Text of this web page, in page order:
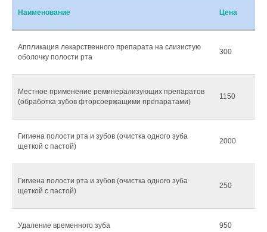
Наименование Цена
Аппликация лекарственного препарата на слизистую
оболочку полости рта
300
Местное применение реминерализующих препаратов
(обработка зубов фторсоержащими препаратами)
1150
Гигиена полости рта и зубов (очистка одного зуба
щеткой с пастой)
2000
Гигиена полости рта и зубов (очистка одного зуба
щеткой с пастой)
250
Удаление временного зуба 950